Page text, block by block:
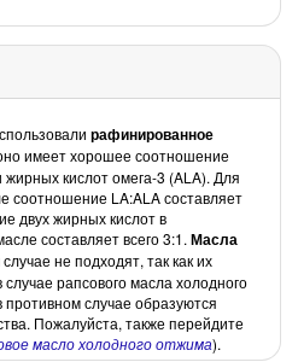
рафинированное
имеет хорошее соотношение
кислот омега-3 (ALA). Для
соотношение LA:ALA составляет
двух жирных кислот в
составляет всего 3:1. Масла
не подходят, так как их
рапсового масла холодного
случае образуются
Пожалуйста, также перейдите
масло холодного отжима).